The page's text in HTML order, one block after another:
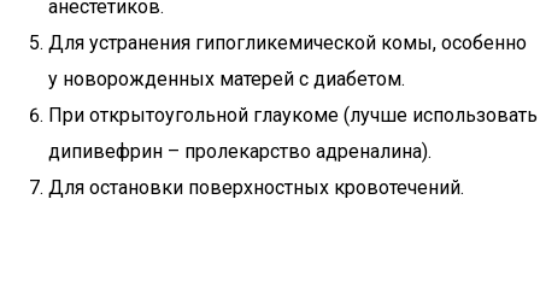
анестетиков.
Для устранения гипогликемической комы, особенно
у новорожденных матерей с диабетом.
При открытоугольной глаукоме (лучше использовать
дипивефрин – пролекарство адреналина).
Для остановки поверхностных кровотечений.